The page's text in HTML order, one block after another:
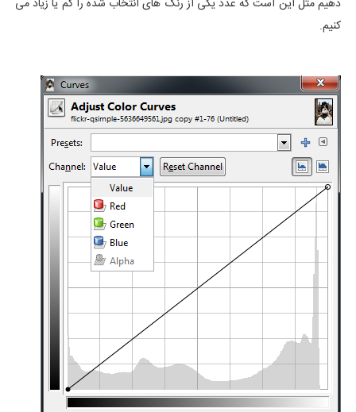
دهیم مثل این است که عدد یکی از رنگ های انتخاب شده را کم یا زیاد می
کنیم.